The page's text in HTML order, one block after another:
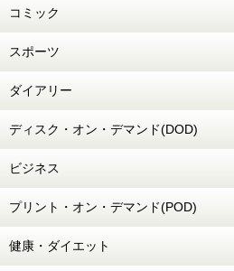
コミック
スポーツ
ダイアリー
ディスク・オン・デマンド(DOD)
ビジネス
プリント・オン・デマンド(POD)
健康・ダイエット